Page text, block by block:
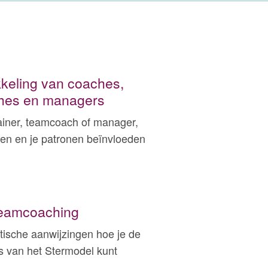
van coaches,
en managers
teamcoach of manager,
en je patronen beïnvloeden
aanwijzingen hoe je de
van het Stermodel kunt